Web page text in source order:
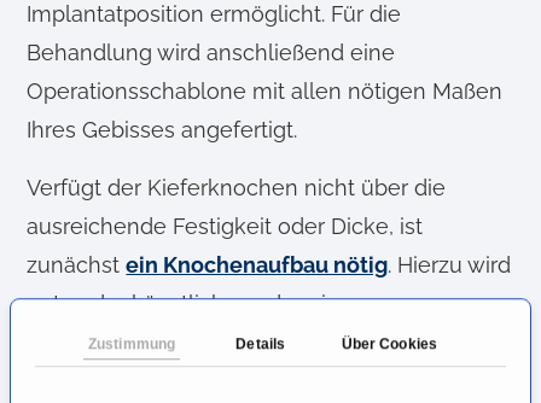
Zustimmung Details Über Cookies
Implantatposition ermöglicht. Für die
Behandlung wird anschließend eine
Operationsschablone mit allen nötigen Maßen
Ihres Gebisses angefertigt.
Verfügt der Kieferknochen nicht über die
ausreichende Festigkeit oder Dicke, ist
zunächstein Knochenaufbau nötig. Hierzu wird
entweder künstliches oder eigenes
Knochenersatzmaterial verwendet, welches in